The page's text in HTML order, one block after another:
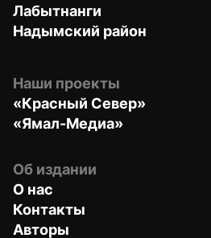
Лабытнанги
Надымский район
Наши проекты
«Красный Север»
«Ямал-Медиа»
Об издании
О нас
Контакты
Авторы